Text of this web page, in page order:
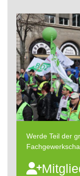
Werde Teil der